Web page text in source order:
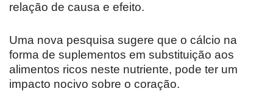
relação de causa e efeito.
Uma nova pesquisa sugere que o cálcio na
forma de suplementos em substituição aos
alimentos ricos neste nutriente, pode ter um
impacto nocivo sobre o coração.